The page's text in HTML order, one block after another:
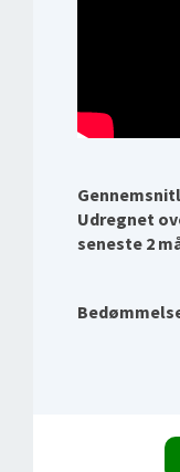
Udregnet
seneste 2